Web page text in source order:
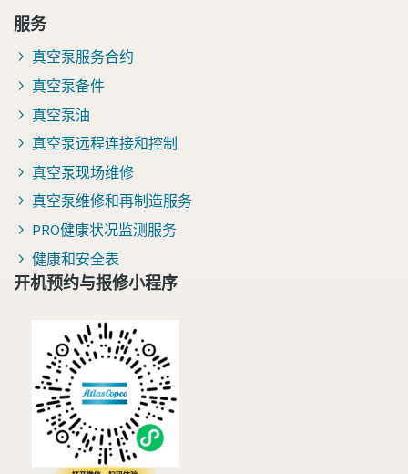
服务
真空泵服务合约
真空泵备件
真空泵油
真空泵远程连接和控制
真空泵现场维修
真空泵维修和再制造服务
PRO健康状况监测服务
健康和安全表
开机预约与报修小程序